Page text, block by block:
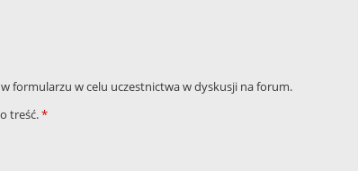
formularzu w celu uczestnictwa w dyskusji na forum.
treść.*